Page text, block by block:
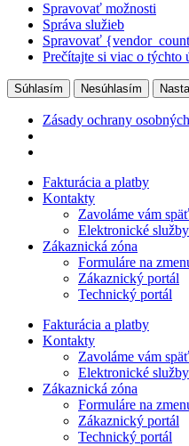
Spravovať možnosti
Správa služieb
Spravovať
Prečítajte si viac o týchto
Súhlasím Nesúhlasím
Zásady ochrany
PreskočiťFakturácia a platby
Kontakty
Zavoláme vám späť
Elektronické služby
Zákaznická zóna
Formuláre na
Zákaznický portál
Technický portál
Fakturácia a platby
Kontakty
Zavoláme vám späť
Elektronické služby
Zákaznická zóna
Formuláre na
Zákaznický portál
Technický portál